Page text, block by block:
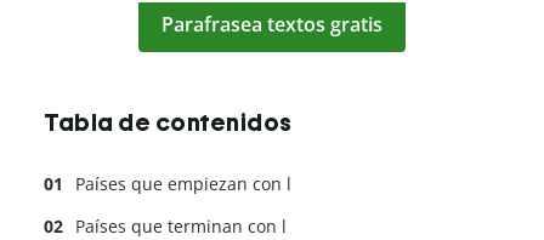
Parafrasea textos gratis
Tabla de contenidos
Países que empiezan con l
Países que terminan con l